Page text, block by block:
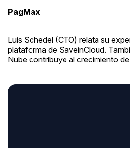
PagMax
Luis Schedel (CTO) relata su
plataforma de SaveinCloud.
Nube contribuye al crecimiento